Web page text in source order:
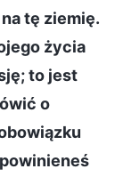
tę ziemię.
życia
to jest
o